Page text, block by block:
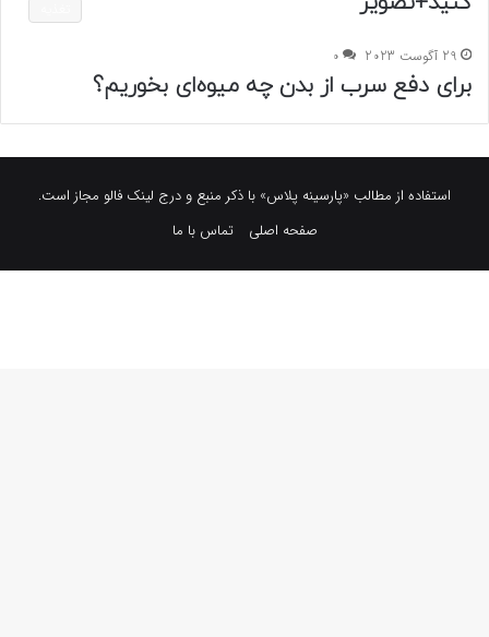
29 آگوست 2023 0
برای دفع سرب از بدن چه میوه‌ای بخوریم؟
استفاده از مطالب «پارسینه پلاس» با ذکر منبع و درج لینک فالو مجاز است.
صفحه اصلی
تماس با ما